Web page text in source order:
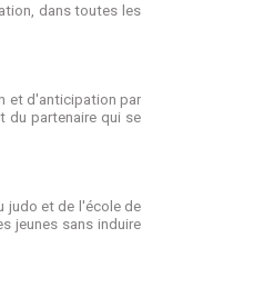
dans toutes les
et d'anticipation par
du partenaire qui se
judo et de l'école de
jeunes sans induire